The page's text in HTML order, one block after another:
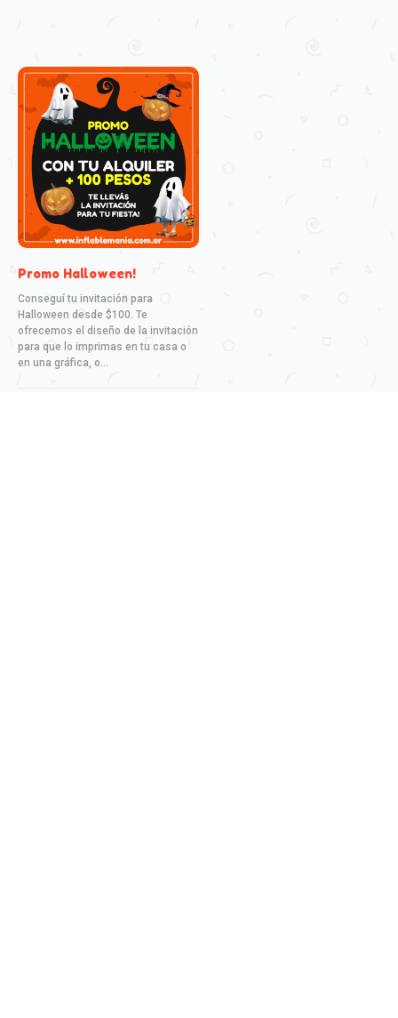
Promo Halloween!
Conseguí tu invitación para
Halloween desde $100. Te
ofrecemos el diseño de la invitación
para que lo imprimas en tu casa o
en una gráfica, o...